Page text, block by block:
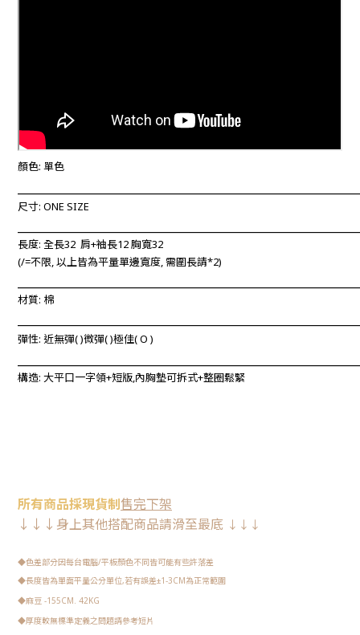
顏色: 單色
尺寸: ONE SIZE
長度: 全長32 肩+袖長12 胸寬32
(/=不限, 以上皆為平量單邊寬度, 需圍長請*2)
材質: 棉
彈性: 近無彈()微彈()極佳(O )
構造: 大平口一字領+短版,內胸墊可拆式+整圈鬆緊
所有商品採現貨制售完下架
↓ ↓ ↓ 身上其他搭配商品請滑至最底 ↓ ↓ ↓
◆色差部分因每台電腦/平板顏色不同皆可能有些許落差
◆長度皆為單面平量公分單位,若有誤差±1-3CM為正常範圍
◆麻豆 -155CM. 42KG
◆厚度較無標準定義之問題請參考短片